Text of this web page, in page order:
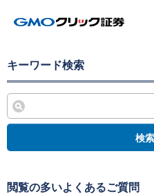
キーワード検索
検
閲覧の多いよくあるご質問